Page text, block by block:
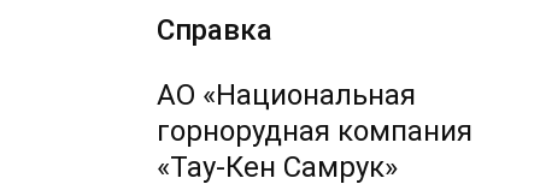
Справка
АО «Национальная
горнорудная компания
«Тау-Кен Самрук»